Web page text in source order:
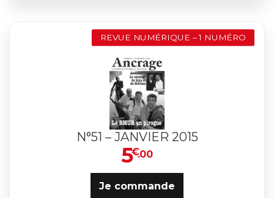
REVUE NUMÉRIQUE – 1 NUMÉRO
N°51 – JANVIER 2015
5€.00
Je commande